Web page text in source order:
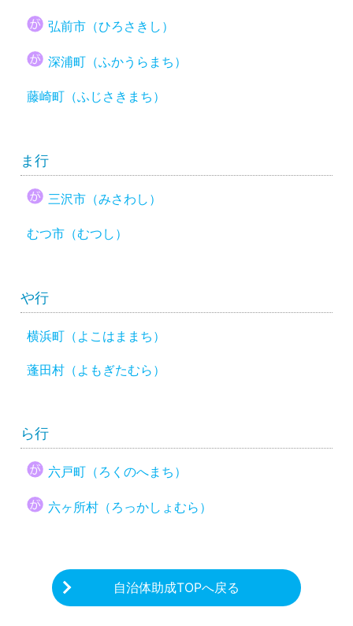
弘前市（ひろさきし）
深浦町（ふかうらまち）
藤崎町（ふじさきまち）
ま行
三沢市（みさわし）
むつ市（むつし）
や行
横浜町（よこはままち）
蓬田村（よもぎたむら）
ら行
六戸町（ろくのへまち）
六ヶ所村（ろっかしょむら）
自治体助成TOPへ戻る